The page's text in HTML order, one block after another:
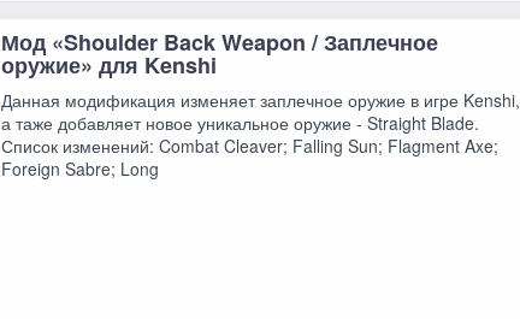
Мод «Shoulder Back Weapon / Заплечное
оружие» для Kenshi
Данная модификация изменяет заплечное оружие в игре Kenshi,
а таже добавляет новое уникальное оружие - Straight Blade.
Список изменений: Combat Cleaver; Falling Sun; Flagment Axe;
Foreign Sabre; Long